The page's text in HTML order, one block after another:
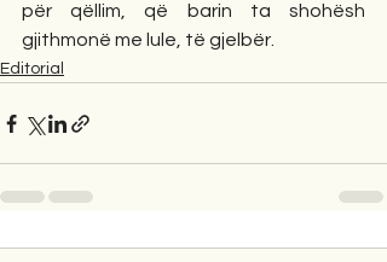
për qëllim, që barin ta shohësh
gjithmonë me lule, të gjelbër.
Editorial